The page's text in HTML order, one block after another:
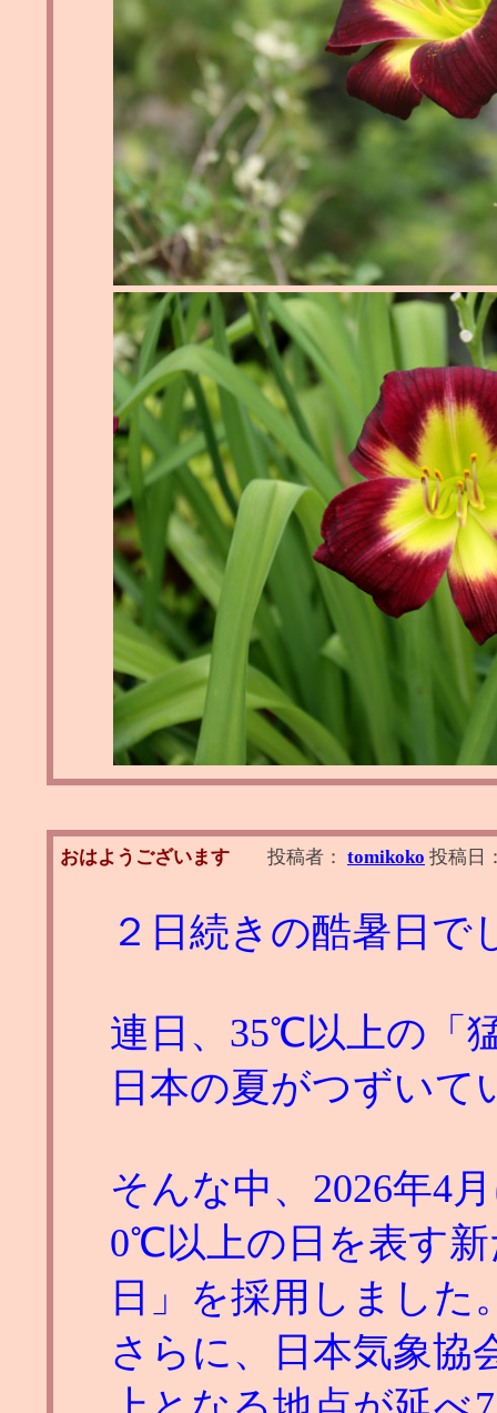
おはようございます 投稿者： tomikoko 投稿日
２日続きの酷暑日で
連日、35℃以上の「
日本の夏がつずいて
そんな中、2026年4
0℃以上の日を表す
日」を採用しました
さらに、日本気象協